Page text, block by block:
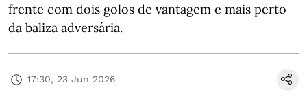
frente com dois golos de vantagem e mais perto
da baliza adversária.
17:30, 23 Jun 2026